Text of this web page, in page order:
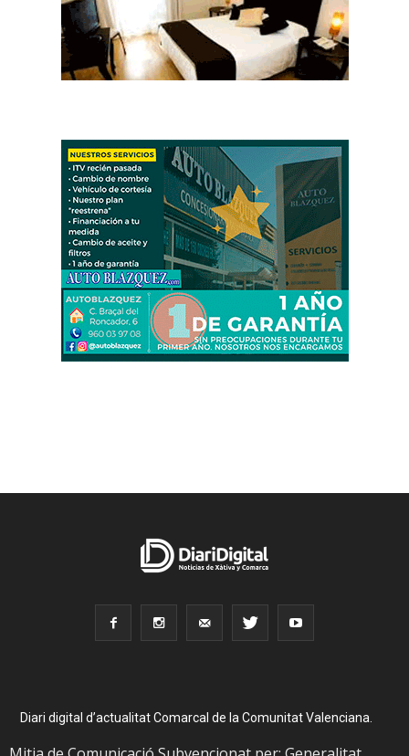
Diari digital d’actualitat Comarcal de la Comunitat Valenciana.